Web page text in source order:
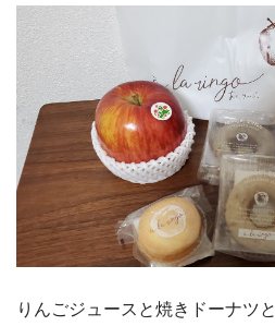
りんごジュースと焼きドーナツと